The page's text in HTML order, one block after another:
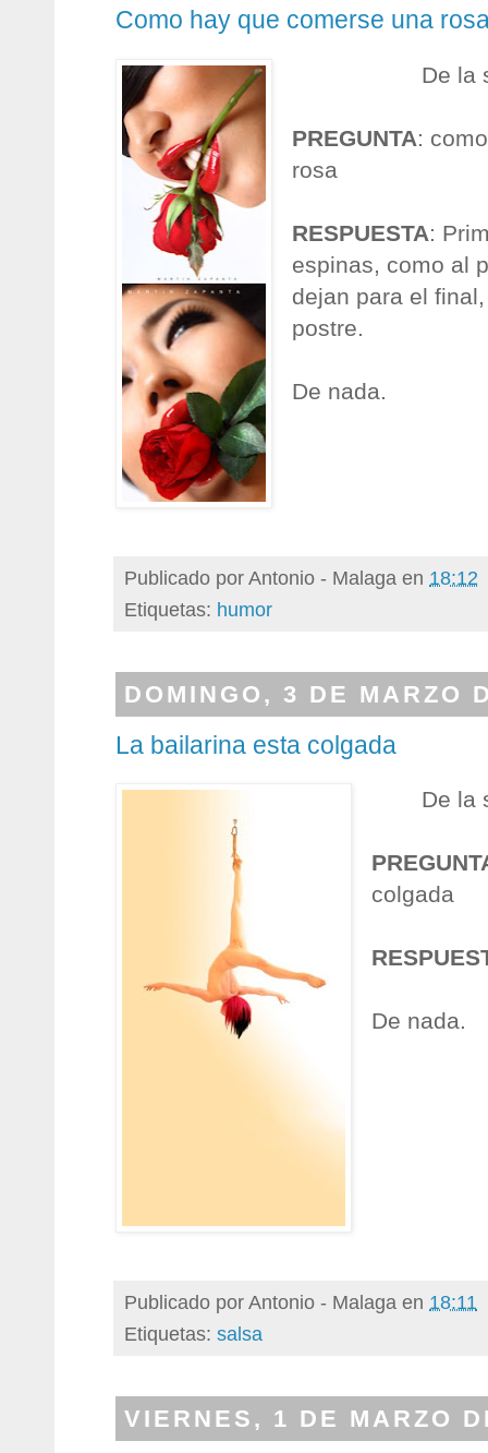
Como hay que comerse una
De la
PREGUNTA:
rosa
RESPUESTA:
espinas, como al
dejan para el
postre.
De nada.
Publicado porAntonio - Malaga en 18:12
Etiquetas: humor
DOMINGO, 3 DE MARZO
La bailarina esta colgada
De la
colgada
De nada.
Publicado porAntonio - Malaga en 18:11
Etiquetas: salsa
VIERNES, 1 DE MARZO